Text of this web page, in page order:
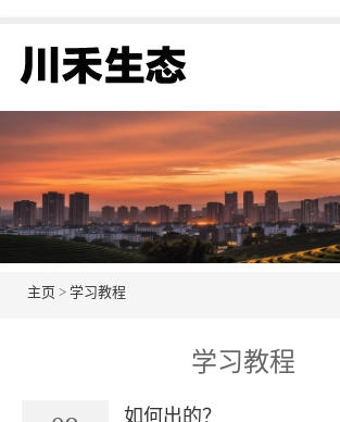
主页 > 学习教程
学习教程
如何出的？